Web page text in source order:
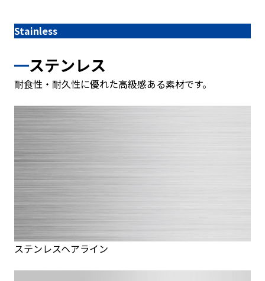
Stainless
ステンレス
耐食性・耐久性に優れた高級感ある素材です。
ステンレスヘアライン